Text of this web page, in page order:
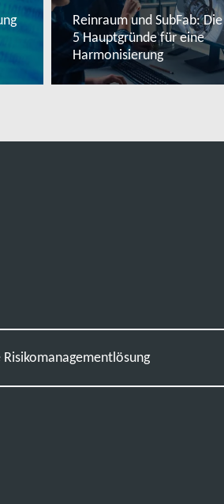
Reinraum und SubFab: Die
5 Hauptgründe für eine
Harmonisierung